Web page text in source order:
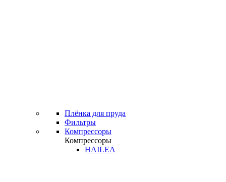
Плёнка для пруда
Фильтры
Компрессоры
Компрессоры
HAILEA